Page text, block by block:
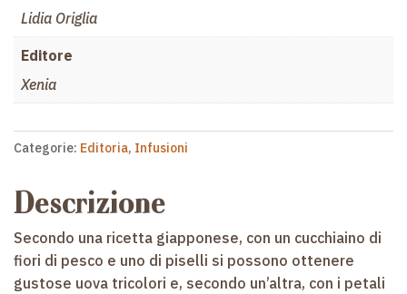
8,90 €.
Lidia Origlia
Editore
Xenia
Categorie: Editoria, Infusioni
Descrizione
Secondo una ricetta giapponese, con un cucchiaino di
fiori di pesco e uno di piselli si possono ottenere
gustose uova tricolori e, secondo un’altra, con i petali